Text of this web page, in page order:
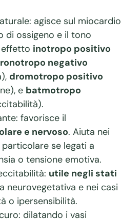
agisce sul miocardio
di ossigeno e il tono
effetto inotropo positivo
negativo
dromotropo positivo
e batmotropo
favorisce il
e nervoso. Aiuta nei
se legati a
o tensione emotiva.
utile negli stati
neurovegetativa e nei casi
o ipersensibilità.
dilatando i vasi